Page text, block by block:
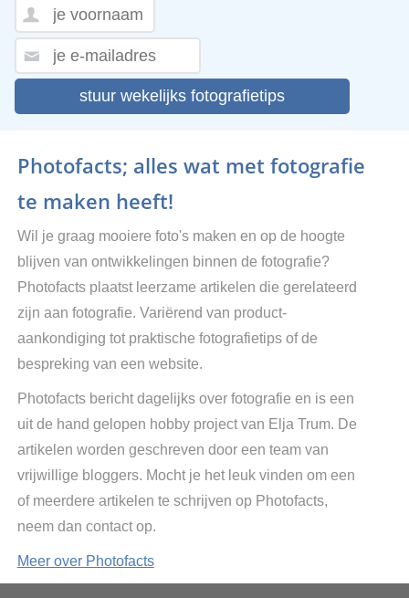
stuur wekelijks fotografietips
Photofacts; alles wat met fotografie
te maken heeft!
Wil je graag mooiere foto's maken en op de hoogte
blijven van ontwikkelingen binnen de fotografie?
Photofacts plaatst leerzame artikelen die gerelateerd
zijn aan fotografie. Variërend van product-
aankondiging tot praktische fotografietips of de
bespreking van een website.
Photofacts bericht dagelijks over fotografie en is een
uit de hand gelopen hobby project van Elja Trum. De
artikelen worden geschreven door een team van
vrijwillige bloggers. Mocht je het leuk vinden om een
of meerdere artikelen te schrijven op Photofacts,
neem dan contact op.
Meer over Photofacts